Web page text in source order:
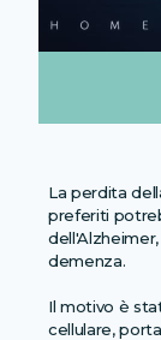
La perdita
preferiti
demenza.
Il motivo è
cellulare,